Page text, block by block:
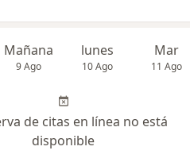
Mañana
9 Ago
lunes
10 Ago
Mar
11 Ago
de citas en línea no está
disponible